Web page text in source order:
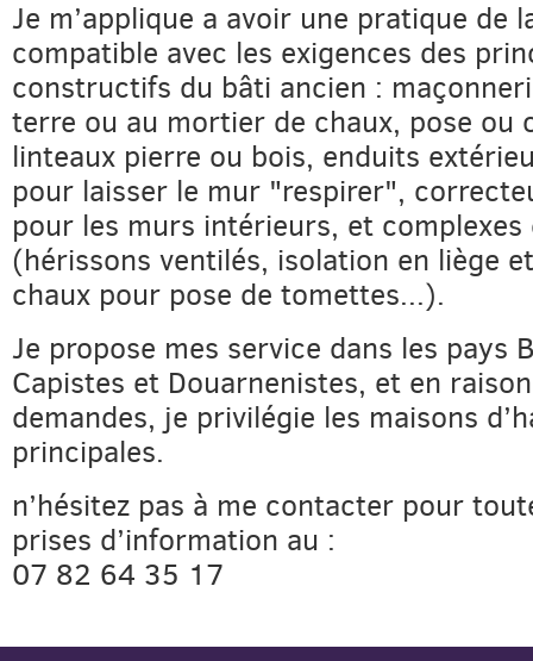
Je m’applique a avoir une pratique de
compatible avec les exigences des
constructifs du bâti ancien :
terre ou au mortier de chaux, pose ou
linteaux pierre ou bois, enduits
pour laisser le mur "respirer",
pour les murs intérieurs, et complexes
(hérissons ventilés, isolation en liège
chaux pour pose de tomettes...).
Je propose mes service dans les pays
Capistes et Douarnenistes, et en
demandes, je privilégie les maisons
principales.
n’hésitez pas à me contacter pour
prises d’information au :
07 82 64 35 17